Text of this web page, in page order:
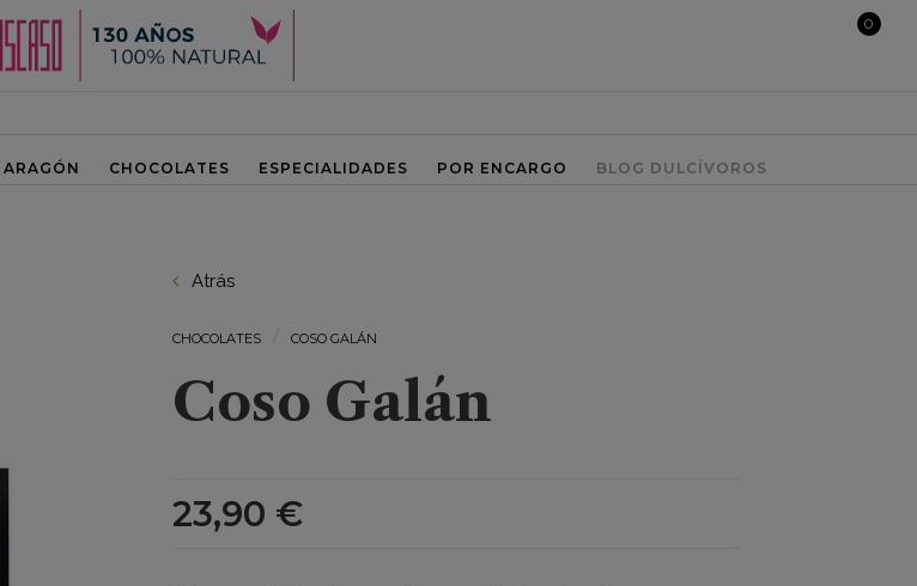
0
CHOCOLATES ESPECIALIDADES POR ENCARGO BLOG DULCÍVOROS
Atrás
CHOCOLATES COSO GALÁN
Coso Galán
23,90 €